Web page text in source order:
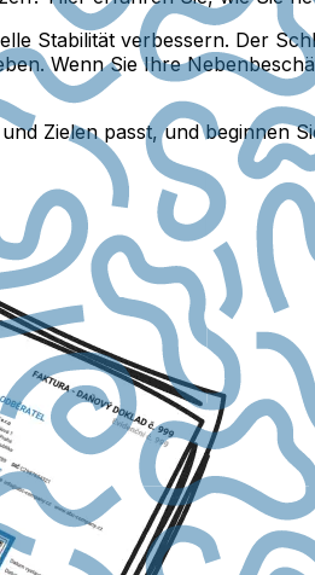
Stabilität verbessern. Der
Wenn Sie Ihre
Zielen passt, und beginnen